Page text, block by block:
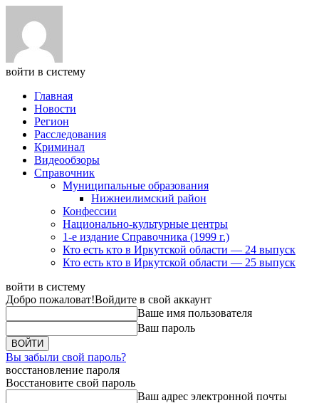
войти в систему
Главная
Новости
Регион
Расследования
Криминал
Видеообзоры
Справочник
Муниципальные образования
Нижнеилимский район
Конфессии
Национально-культурные центры
1-е издание Справочника (1999 г.)
Кто есть кто в Иркутской области — 24 выпуск
Кто есть кто в Иркутской области — 25 выпуск
войти в систему
Добро пожаловат!Войдите в свой аккаунт
Ваше имя пользователя
Ваш пароль
Вы забыли свой пароль?
восстановление пароля
Восстановите свой пароль
Ваш адрес электронной почты